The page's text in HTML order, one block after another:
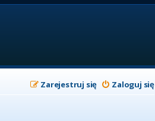
Zaloguj się
Zarejestruj się